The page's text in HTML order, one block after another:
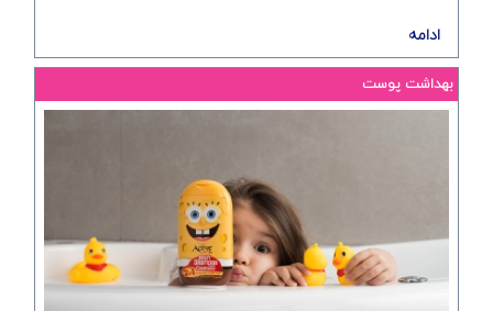
ادامه
بهداشت پوست